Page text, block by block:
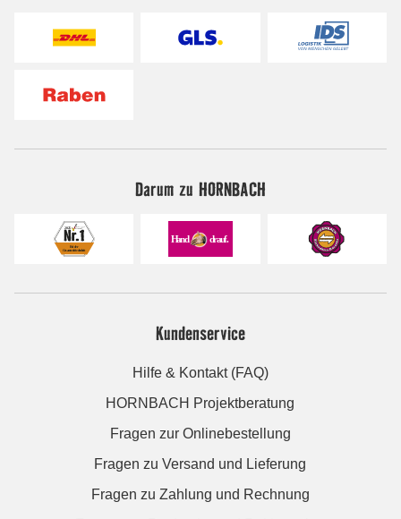
Darum zu HORNBACH
Kundenservice
Hilfe & Kontakt (FAQ)
HORNBACH Projektberatung
Fragen zur Onlinebestellung
Fragen zu Versand und Lieferung
Fragen zu Zahlung und Rechnung